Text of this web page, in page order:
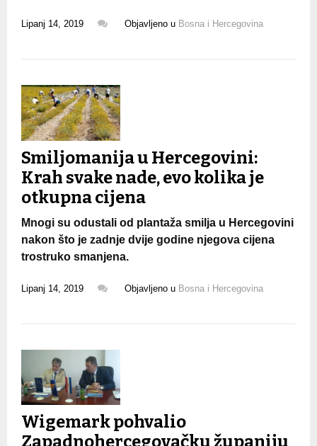
Lipanj 14, 2019 Objavljeno u Bosna i Hercegovina
Smiljomanija u Hercegovini:
Krah svake nade, evo kolika je
otkupna cijena
Mnogi su odustali od plantaža smilja u Hercegovini
nakon što je zadnje dvije godine njegova cijena
trostruko smanjena.
Lipanj 14, 2019 Objavljeno u Bosna i Hercegovina
Wigemark pohvalio
Zapadnohercegovačku županiju